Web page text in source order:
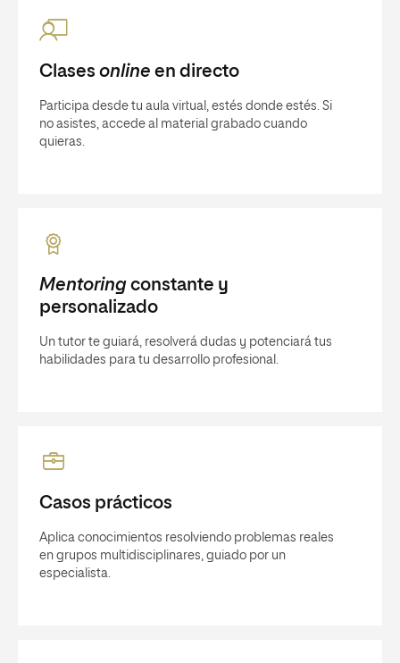
Clases online en directo
Participa desde tu aula virtual, estés donde estés. Si
no asistes, accede al material grabado cuando
quieras.
Mentoringconstante y
personalizado
Un tutor te guiará, resolverá dudas y potenciará tus
habilidades para tu desarrollo profesional.
Casos prácticos
Aplica conocimientos resolviendo problemas reales
en grupos multidisciplinares, guiado por un
especialista.